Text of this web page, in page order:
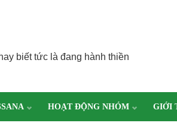
biết tức là đang hành thiền
HOẠT ĐỘNG NHÓM GIỚI